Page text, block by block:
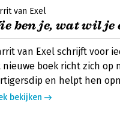
van Exel
ben je, wat wil je
van Exel schrijft voor
nieuwe boek richt zich
en helpt hen
bekijken